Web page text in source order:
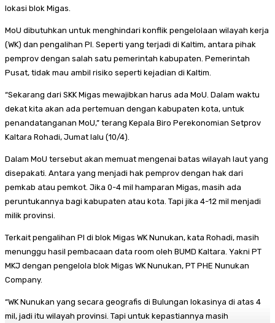
lokasi blok Migas.
MoU dibutuhkan untuk menghindari konflik pengelolaan wilayah kerja
(WK) dan pengalihan PI. Seperti yang terjadi di Kaltim, antara pihak
pemprov dengan salah satu pemerintah kabupaten. Pemerintah
Pusat, tidak mau ambil risiko seperti kejadian di Kaltim.
“Sekarang dari SKK Migas mewajibkan harus ada MoU. Dalam waktu
dekat kita akan ada pertemuan dengan kabupaten kota, untuk
penandatanganan MoU,” terang Kepala Biro Perekonomian Setprov
Kaltara Rohadi, Jumat lalu (10/4).
Dalam MoU tersebut akan memuat mengenai batas wilayah laut yang
disepakati. Antara yang menjadi hak pemprov dengan hak dari
pemkab atau pemkot. Jika 0-4 mil hamparan Migas, masih ada
peruntukannya bagi kabupaten atau kota. Tapi jika 4-12 mil menjadi
milik provinsi.
Terkait pengalihan PI di blok Migas WK Nunukan, kata Rohadi, masih
menunggu hasil pembacaan data room oleh BUMD Kaltara. Yakni PT
MKJ dengan pengelola blok Migas WK Nunukan, PT PHE Nunukan
Company.
“WK Nunukan yang secara geografis di Bulungan lokasinya di atas 4
mil, jadi itu wilayah provinsi. Tapi untuk kepastiannya masih